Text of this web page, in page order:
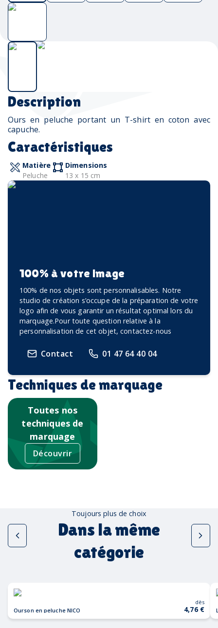
Description
Ours en peluche portant un T-shirt en coton avec
capuche.
Caractéristiques
Matière
Peluche
Dimensions
13 x 15 cm
100% à votre image
100% de nos objets sont personnalisables. Notre
studio de création s’occupe de la préparation de votre
logo afin de vous garantir un résultat optimal lors du
marquage.Pour toute question relative à la
personnalisation de cet objet, contactez-nous
Contact 01 47 64 40 04
Techniques de marquage
Toutes nos
techniques de
marquage
Découvrir
Toujours plus de choix
Dans la même
catégorie
Ourson en peluche NICO
dès
4,76 €